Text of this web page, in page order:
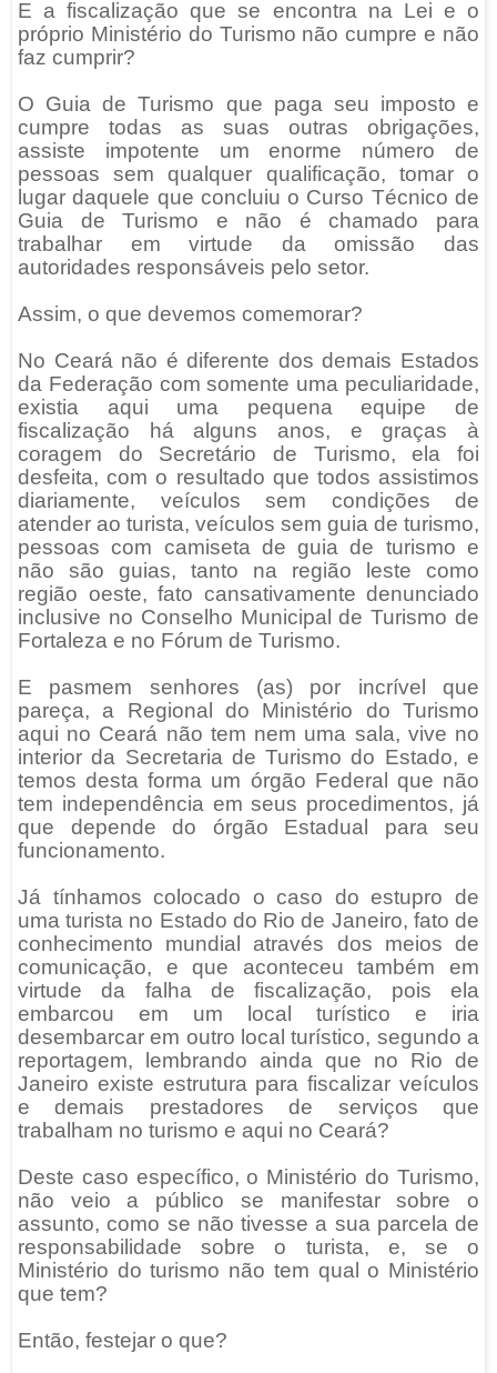
E a fiscalização que se encontra na Lei e o
próprio Ministério do Turismo não cumpre e não
faz cumprir?
O Guia de Turismo que paga seu imposto e
cumpre todas as suas outras obrigações,
assiste impotente um enorme número de
pessoas sem qualquer qualificação, tomar o
lugar daquele que concluiu o Curso Técnico de
Guia de Turismo e não é chamado para
trabalhar em virtude da omissão das
autoridades responsáveis pelo setor.
Assim, o que devemos comemorar?
No Ceará não é diferente dos demais Estados
da Federação com somente uma peculiaridade,
existia aqui uma pequena equipe de
fiscalização há alguns anos, e graças à
coragem do Secretário de Turismo, ela foi
desfeita, com o resultado que todos assistimos
diariamente, veículos sem condições de
atender ao turista, veículos sem guia de turismo,
pessoas com camiseta de guia de turismo e
não são guias, tanto na região leste como
região oeste, fato cansativamente denunciado
inclusive no Conselho Municipal de Turismo de
Fortaleza e no Fórum de Turismo.
E pasmem senhores (as) por incrível que
pareça, a Regional do Ministério do Turismo
aqui no Ceará não tem nem uma sala, vive no
interior da Secretaria de Turismo do Estado, e
temos desta forma um órgão Federal que não
tem independência em seus procedimentos, já
que depende do órgão Estadual para seu
funcionamento.
Já tínhamos colocado o caso do estupro de
uma turista no Estado do Rio de Janeiro, fato de
conhecimento mundial através dos meios de
comunicação, e que aconteceu também em
virtude da falha de fiscalização, pois ela
embarcou em um local turístico e iria
desembarcar em outro local turístico, segundo a
reportagem, lembrando ainda que no Rio de
Janeiro existe estrutura para fiscalizar veículos
e demais prestadores de serviços que
trabalham no turismo e aqui no Ceará?
Deste caso específico, o Ministério do Turismo,
não veio a público se manifestar sobre o
assunto, como se não tivesse a sua parcela de
responsabilidade sobre o turista, e, se o
Ministério do turismo não tem qual o Ministério
que tem?
Então, festejar o que?